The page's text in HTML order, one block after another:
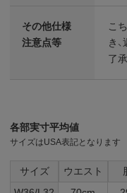
その他仕様
注意点等
こ
き
了
各部実寸平均値
サイズはUSA表記となります
サイズ ウエスト